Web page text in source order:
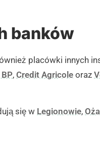
banków
placówki innych
BP, Credit Agricole oraz
się w Legionowie,